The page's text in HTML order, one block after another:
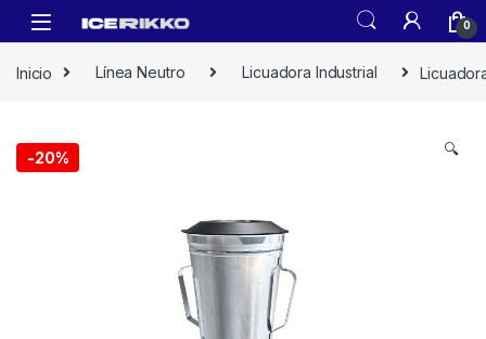
0
Inicio Línea Neutro Licuadora Industrial
-20% 🔍